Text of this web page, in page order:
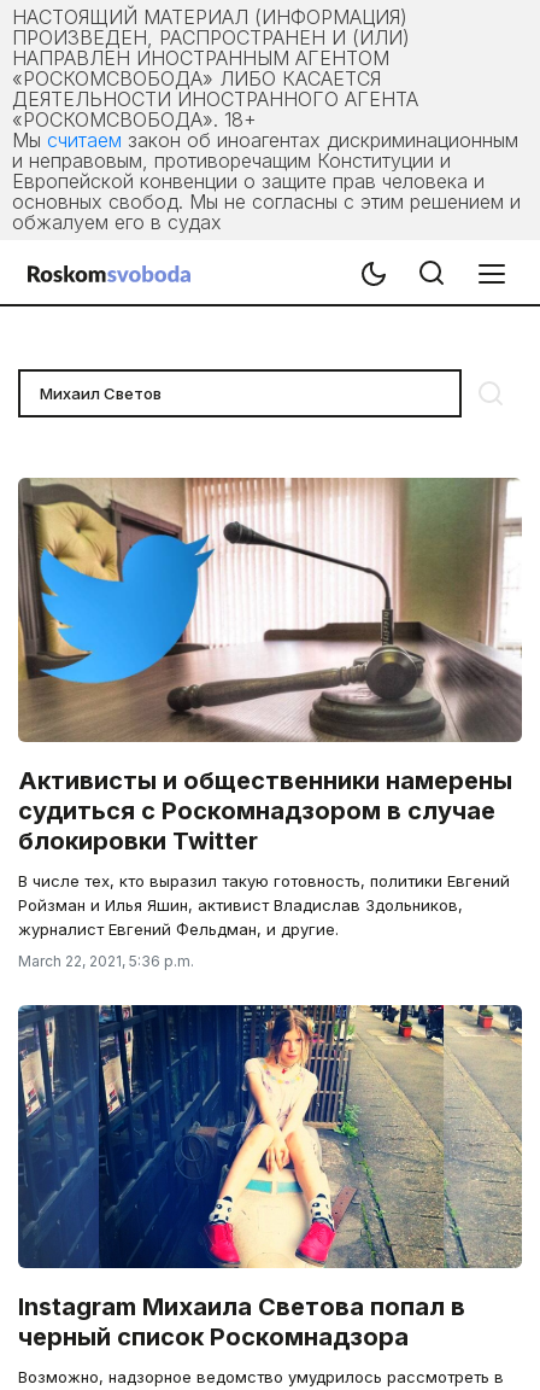
НАСТОЯЩИЙ МАТЕРИАЛ (ИНФОРМАЦИЯ)
ПРОИЗВЕДЕН, РАСПРОСТРАНЕН И (ИЛИ)
НАПРАВЛЕН ИНОСТРАННЫМ АГЕНТОМ
«РОСКОМСВОБОДА» ЛИБО КАСАЕТСЯ
ДЕЯТЕЛЬНОСТИ ИНОСТРАННОГО АГЕНТА
«РОСКОМСВОБОДА». 18+
Мы считаем закон об иноагентах дискриминационным
и неправовым, противоречащим Конституции и
Европейской конвенции о защите прав человека и
основных свобод. Мы не согласны с этим решением и
обжалуем его в судах
Активисты и общественники намерены
судиться с Роскомнадзором в случае
блокировки Twitter
В числе тех, кто выразил такую готовность, политики Евгений
Ройзман и Илья Яшин, активист Владислав Здольников,
журналист Евгений Фельдман, и другие.
March 22, 2021, 5:36 p.m.
Instagram Михаила Светова попал в
черный список Роскомнадзора
Возможно, надзорное ведомство умудрилось рассмотреть в